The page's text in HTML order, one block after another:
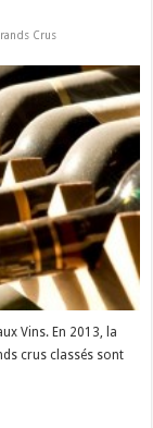
Crus
Vins. En 2013, la
crus classés sont